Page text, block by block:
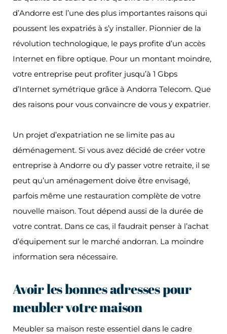
d’Andorre est l’une des plus importantes raisons qui
poussent les expatriés à s’y installer. Pionnier de la
révolution technologique, le pays profite d’un accès
Internet en fibre optique. Pour un montant moindre,
votre entreprise peut profiter jusqu’à 1 Gbps
d’Internet symétrique grâce à Andorra Telecom. Que
des raisons pour vous convaincre de vous y expatrier.
Un projet d’expatriation ne se limite pas au
déménagement. Si vous avez décidé de créer votre
entreprise à Andorre ou d’y passer votre retraite, il se
peut qu’un aménagement doive être envisagé,
parfois même une restauration complète de votre
nouvelle maison. Tout dépend aussi de la durée de
votre contrat. Dans ce cas, il faudrait penser à l’achat
d’équipement sur le marché andorran. La moindre
information sera nécessaire.
Avoir les bonnes adresses pour
meubler votre maison
Meubler sa maison reste essentiel dans le cadre